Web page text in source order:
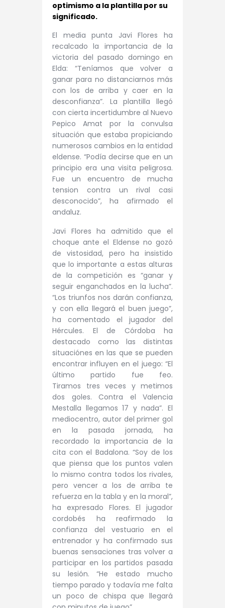
optimismo a la plantilla por su
significado.
El media punta Javi Flores ha
recalcado la importancia de la
victoria del pasado domingo en
Elda: “Teníamos que volver a
ganar para no distanciarnos más
con los de arriba y caer en la
desconfianza”. La plantilla llegó
con cierta incertidumbre al Nuevo
Pepico Amat por la convulsa
situación que estaba propiciando
numerosos cambios en la entidad
eldense. “Podía decirse que en un
principio era una visita peligrosa.
Fue un encuentro de mucha
tension contra un rival casi
desconocido”, ha afirmado el
andaluz.
Javi Flores ha admitido que el
choque ante el Eldense no gozó
de vistosidad, pero ha insistido
que lo importante a estas alturas
de la competición es “ganar y
seguir enganchados en la lucha”.
“Los triunfos nos darán confianza,
y con ella llegará el buen juego”,
ha comentado el jugador del
Hércules. El de Córdoba ha
destacado como las distintas
situaciónes en las que se pueden
encontrar influyen en el juego: “El
último partido fue feo.
Tiramos tres veces y metimos
dos goles. Contra el Valencia
Mestalla llegamos 17 y nada”. El
mediocentro, autor del primer gol
en la pasada jornada, ha
recordado la importancia de la
cita con el Badalona. “Soy de los
que piensa que los puntos valen
lo mismo contra todos los rivales,
pero vencer a los de arriba te
refuerza en la tabla y en la moral”,
ha expresado Flores.El jugador
cordobés ha reafirmado la
confianza del vestuario en el
entrenador y ha confirmado sus
buenas sensaciones tras volver a
participar en los partidos pasada
su lesión. “He estado mucho
tiempo parado y todavía me falta
un poco de chispa que llegará